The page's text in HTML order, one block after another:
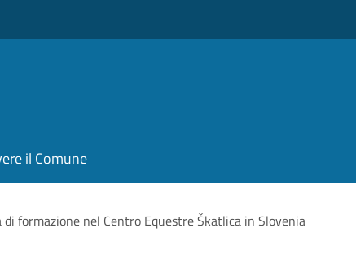
il Comune
formazione nel Centro Equestre Škatlica in Slovenia